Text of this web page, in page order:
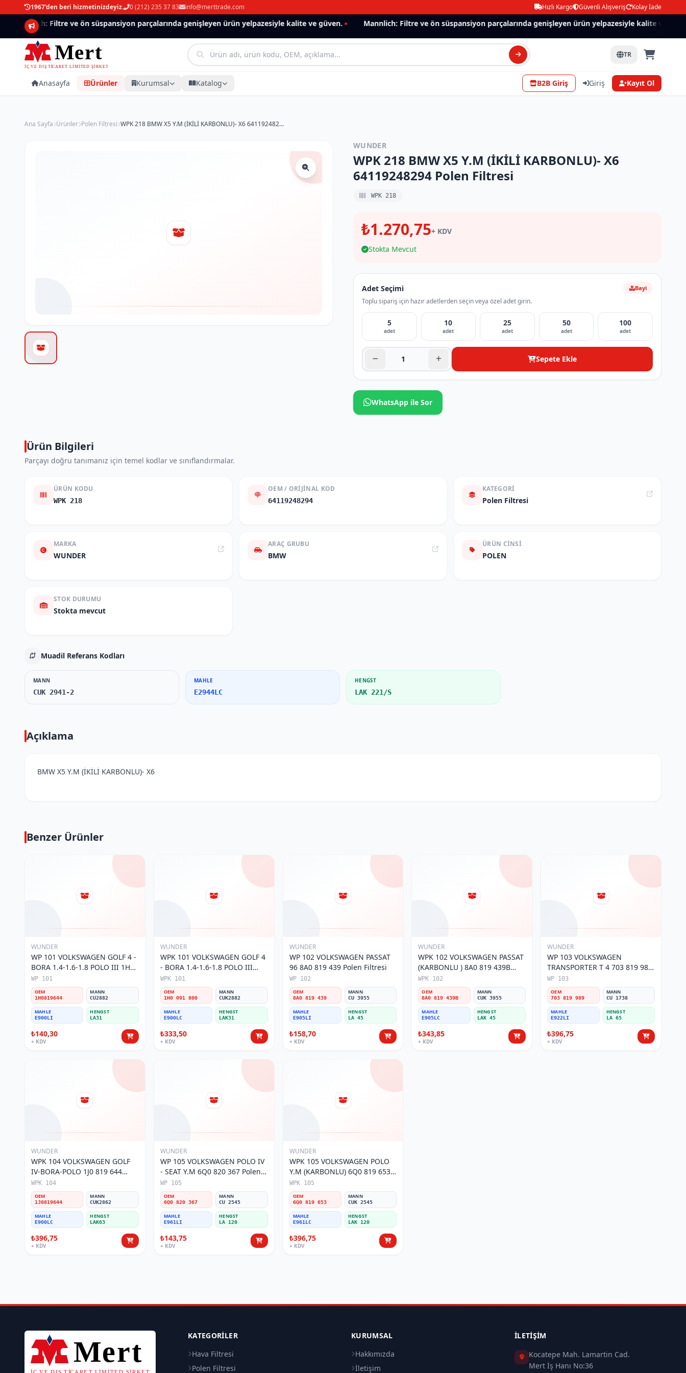
1967'den beri hizmetinizdeyiz. 0 (212) 235 37 83 info@merttrade.com Hızlı Kargo Güvenli Alışveriş Kolay İade
Mannlich: Filtre ve ön süspansiyon parçalarında genişleyen ürün yelpazesiyle kalite ve güven. Mannlich: Filtre ve ön süspansiyon parçalarında genişleyen ürün yelpazesiyle kalite ve güven.
TR
Anasayfa Ürünler Kurumsal Katalog B2B Giriş Giriş Kayıt Ol
Ana Sayfa Ürünler Polen Filtresi WPK 218 BMW X5 Y.M (İKİLİ KARBONLU)- X6 64119248294 Polen Filtresi
WUNDER
WPK 218 BMW X5 Y.M (İKİLİ KARBONLU)- X6
64119248294 Polen Filtresi
WPK 218
₺1.270,75+ KDV
Stokta Mevcut
Adet Seçimi
Toplu sipariş için hazır adetlerden seçin veya özel adet girin.
Bayi
5
adet
10
adet
25
adet
50
adet
100
adet
Sepete Ekle
WhatsApp ile Sor
Ürün Bilgileri
Parçayı doğru tanımanız için temel kodlar ve sınıflandırmalar.
ÜRÜN KODU
WPK 218
OEM / ORIJINAL KOD
64119248294
KATEGORI
Polen Filtresi
MARKA
WUNDER
ARAÇ GRUBU
BMW
ÜRÜN CINSI
POLEN
STOK DURUMU
Stokta mevcut
Muadil Referans Kodları
MANN
CUK 2941-2
MAHLE
E2944LC
HENGST
LAK 221/S
Açıklama
BMW X5 Y.M (İKİLİ KARBONLU)- X6
Benzer Ürünler
WUNDER
WP 101 VOLKSWAGEN GOLF 4 -
BORA 1.4-1.6-1.8 POLO III 1H0
819 644 Polen Filtresi
WP 101
OEM
1H0819644
MANN
CU2882
MAHLE
E900LI
HENGST
LA31
₺140,30
+ KDV
WUNDER
WPK 101 VOLKSWAGEN GOLF 4
- BORA 1.4-1.6-1.8 POLO III
KARBONLU 1H0 091 800 Polen
Filtresi
WPK 101
OEM
1H0 091 800
MANN
CUK2882
MAHLE
E900LC
HENGST
LAK31
₺333,50
+ KDV
WUNDER
WP 102 VOLKSWAGEN PASSAT
96 8A0 819 439 Polen Filtresi
WP 102
OEM
8A0 819 439
MANN
CU 3955
MAHLE
E905LI
HENGST
LA 45
₺158,70
+ KDV
WUNDER
WPK 102 VOLKSWAGEN PASSAT
(KARBONLU ) 8A0 819 439B
Polen Filtresi
WPK 102
OEM
8A0 819 439B
MANN
CUK 3955
MAHLE
E905LC
HENGST
LAK 45
₺343,85
+ KDV
WUNDER
WP 103 VOLKSWAGEN
TRANSPORTER T 4 703 819 989
Polen Filtresi
WP 103
OEM
703 819 989
MANN
CU 1738
MAHLE
E922LI
HENGST
LA 65
₺396,75
+ KDV
WUNDER
WPK 104 VOLKSWAGEN GOLF
IV-BORA-POLO 1J0 819 644
Polen Filtresi
WPK 104
OEM
1J0819644
MANN
CUK2862
MAHLE
E900LC
HENGST
LAK63
₺396,75
+ KDV
WUNDER
WP 105 VOLKSWAGEN POLO IV
- SEAT Y.M 6Q0 820 367 Polen
Filtresi
WP 105
OEM
6Q0 820 367
MANN
CU 2545
MAHLE
E961LI
HENGST
LA 120
₺143,75
+ KDV
WUNDER
WPK 105 VOLKSWAGEN POLO
Y.M (KARBONLU) 6Q0 819 653
Polen Filtresi
WPK 105
OEM
6Q0 819 653
MANN
CUK 2545
MAHLE
E961LC
HENGST
LAK 120
₺396,75
+ KDV
KATEGORILER
Hava Filtresi
Polen Filtresi
KURUMSAL
Hakkımızda
İletişim
İLETIŞIM
Kocatepe Mah. Lamartin Cad.
Mert İş Hanı No:36